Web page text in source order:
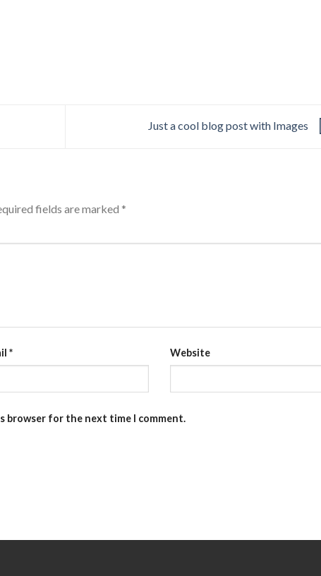
Just a cool blog post with Images
fields are marked *
* Website
browser for the next time I comment.